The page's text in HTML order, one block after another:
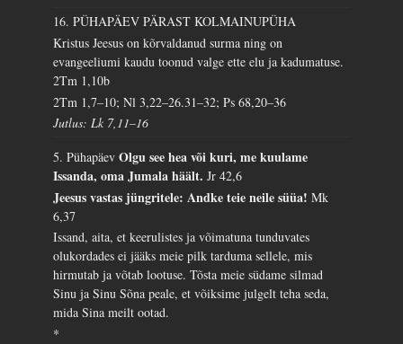
16. PÜHAPÄEV PÄRAST KOLMAINUPÜHA
Kristus Jeesus on kõrvaldanud surma ning on
evangeeliumi kaudu toonud valge ette elu ja kadumatuse.
2Tm 1,10b
2Tm 1,7–10; Nl 3,22–26.31–32; Ps 68,20–36
Jutlus: Lk 7,11–16
5. PühapäevOlgu see hea või kuri, me kuulame
Issanda, oma Jumala häält.Jr 42,6
Jeesus vastas jüngritele: Andke teie neile süüa!Mk
6,37
Issand, aita, et keerulistes ja võimatuna tunduvates
olukordades ei jääks meie pilk tarduma sellele, mis
hirmutab ja võtab lootuse. Tõsta meie südame silmad
Sinu ja Sinu Sõna peale, et võiksime julgelt teha seda,
mida Sina meilt ootad.
*